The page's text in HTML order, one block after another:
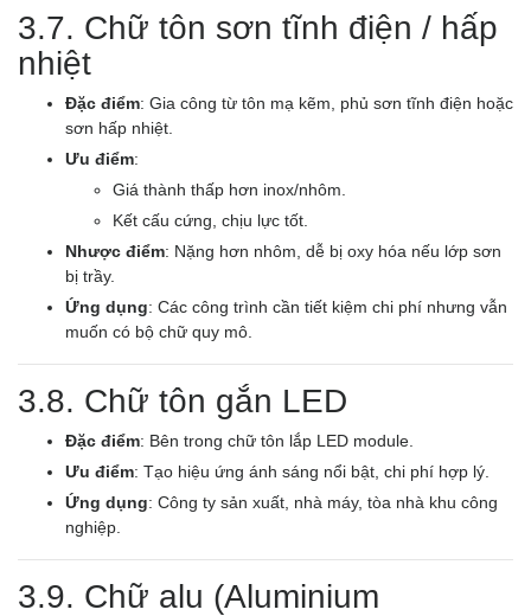
3.7. Chữ tôn sơn tĩnh điện / hấp
nhiệt
Đặc điểm: Gia công từ tôn mạ kẽm, phủ sơn tĩnh điện hoặc
sơn hấp nhiệt.
Ưu điểm:
Giá thành thấp hơn inox/nhôm.
Kết cấu cứng, chịu lực tốt.
Nhược điểm: Nặng hơn nhôm, dễ bị oxy hóa nếu lớp sơn
bị trầy.
Ứng dụng: Các công trình cần tiết kiệm chi phí nhưng vẫn
muốn có bộ chữ quy mô.
3.8. Chữ tôn gắn LED
Đặc điểm: Bên trong chữ tôn lắp LED module.
Ưu điểm: Tạo hiệu ứng ánh sáng nổi bật, chi phí hợp lý.
Ứng dụng: Công ty sản xuất, nhà máy, tòa nhà khu công
nghiệp.
3.9. Chữ alu (Aluminium